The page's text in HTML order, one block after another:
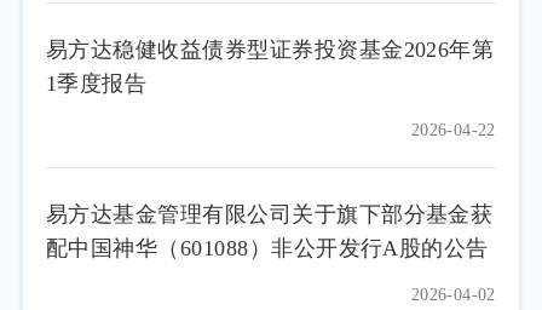
易方达稳健收益债券型证券投资基金2026年第
1季度报告
2026-04-22
易方达基金管理有限公司关于旗下部分基金获
配中国神华（601088）非公开发行A股的公告
2026-04-02